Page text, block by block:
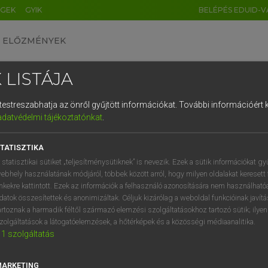
GYIK BELÉPÉS EDUID-
ELŐZMÉNYEK
egyetemes nagyszótár
VAN ELŐFIZETÉSED?
megtekintéséhez.
LISTÁJA
az önről gyűjtött információkat. További információért
tájékoztatónkat.
statisztikai sütiket „teljesítménysütiknek” is nevezik. Ezek a sütik információkat
használatának módjáról, többek között arról, hogy milyen oldalakat keresett
kattintott. Ezek az információk a felhasználó azonosítására nem
összesítettek és anonimizáltak. Céljuk kizárólag a weboldal funkcióinak
a harmadik féltől származó elemzési szolgáltatásokhoz tartozó sütik;
a látogatóelemzések, a hőtérképek és a közösségi médiaanalitika.
1 szolgáltatás
DE CN FR ES IT NL
1 2 3 4 5 6 7 8 9
q w e r t z u i
a s d f g h j k l é
í y x c v b n m , .